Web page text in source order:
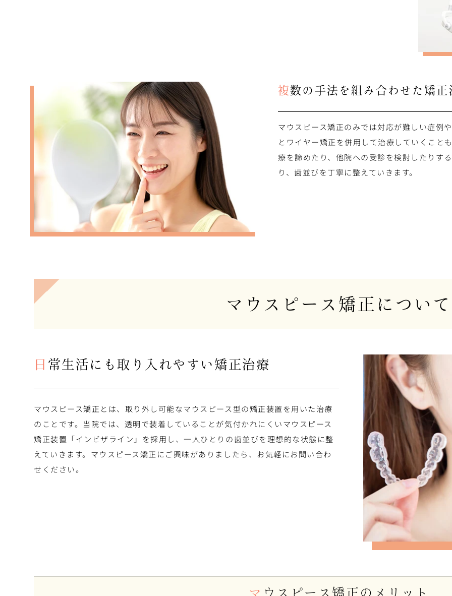
複数の手法を組み合わせた 矯正
マウスピース矯正のみでは対応が難しい症例
とワイヤー矯正を併用して治療していくこと
療を諦めたり、他院への受診を検討したりす
り、歯並びを丁寧に整えていきます。
マウスピース矯正について
日常生活にも取り入れやすい 矯正治療
マウスピース矯正とは、取り外し可能なマウスピース型の矯正装置を用いた治療
のことです。当院では、透明で装着していることが気付かれにくいマウスピース
矯正装置「インビザライン」を採用し、一人ひとりの歯並びを理想的な状態に整
えていきます。マウスピース矯正にご興味がありましたら、お気軽にお問い合わ
せください。
マウスピース矯正のメリット